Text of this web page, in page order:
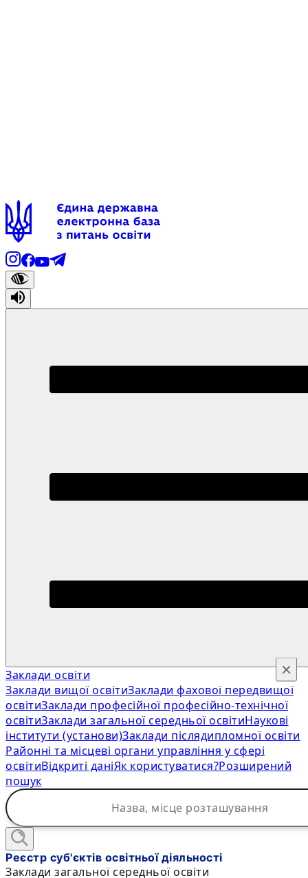
Заклади освіти
Заклади вищої освітиЗаклади фахової передвищої
освітиЗаклади професійної професійно-технічної
освітиЗаклади загальної середньої освітиНаукові
інститути (установи)Заклади післядипломної освіти
Районні та місцеві органи управління у сфері
освітиВідкриті даніЯк користуватися?Розширений
пошук
×
Реєстр суб'єктів освітньої діяльності
Заклади загальної середньої освіти